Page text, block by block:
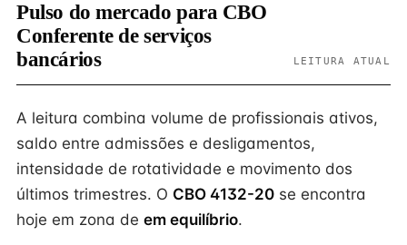
Pulso do mercado para CBO
Conferente de serviços
bancários
LEITURA ATUAL
A leitura combina volume de profissionais ativos,
saldo entre admissões e desligamentos,
intensidade de rotatividade e movimento dos
últimos trimestres. O CBO 4132-20 se encontra
hoje em zona de em equilíbrio.